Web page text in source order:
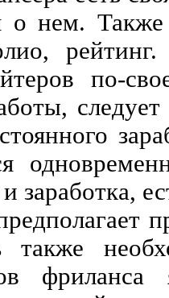
о нем. Также
по-
заработка,
также